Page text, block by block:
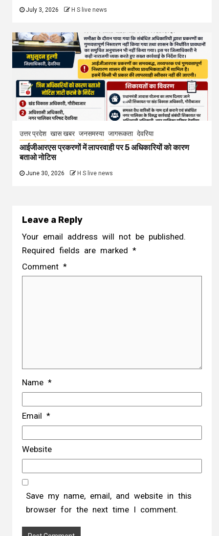
July 3, 2026 H S live news
उत्तर प्रदेश खास खबर जनसमस्या जागरूकता देवरिया
आईजीआरएस प्रकरणों में लापरवाही पर 5 अधिकारियों को कारण
बताओ नोटिस
June 30, 2026 H S live news
Leave a Reply
Your email address will not be published.
Required fields are marked *
Comment *
Name *
Email *
Website
Save my name, email, and website in this
browser for the next time I comment.